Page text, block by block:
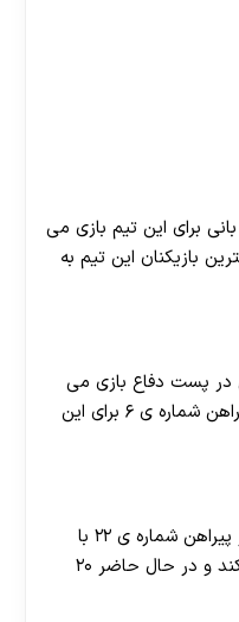
برای این تیم بازی می
بهترین بازیکنان این تیم به
با ۳۷ سال سن در پست دفاع بازی می
کند و با قدی حدود ۱.۹۱ متر در پیراهن شماره ی ۶ برای این
او یک بازیکن امریکایی است که در پیراهن شماره ی ۲۲ با
۱.۸۵ متر قد در این تیم بازی می کند و در حال حاضر ۲۰